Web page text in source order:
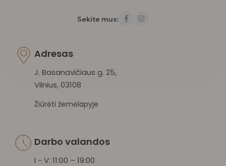
Sekite mus:
Adresas
J. Basanavičiaus g. 25,
Vilnius, 03108
Žiūrėti žemėlapyje
Darbo valandos
I - V: 11:00 – 19:00